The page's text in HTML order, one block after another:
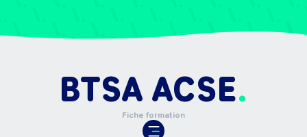
BTSA ACSE
Fiche formation